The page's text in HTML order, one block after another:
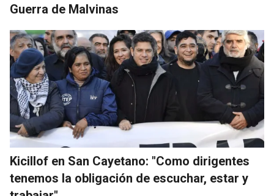
Guerra de Malvinas
Kicillof en San Cayetano: "Como dirigentes
tenemos la obligación de escuchar, estar y